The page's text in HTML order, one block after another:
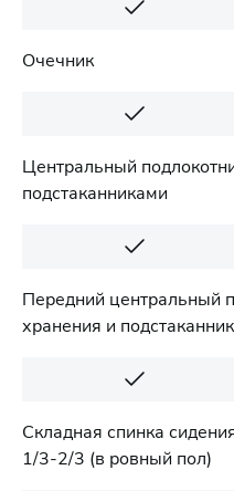
Очечник
Центральный
подстаканниками
Передний центральный
хранения и
Складная спинка
1/3-2/3 (в ровный пол)